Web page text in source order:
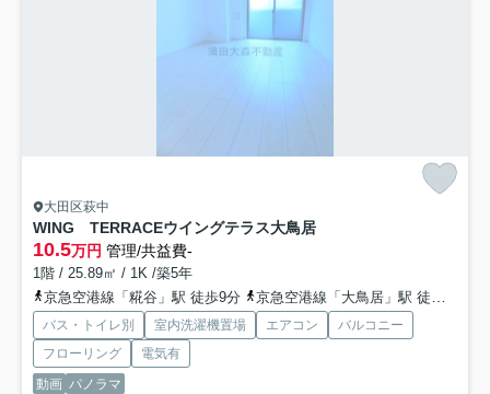
大田区萩中
WING TERRACEウイングテラス大鳥居
10.5万円 管理/共益費-
1階 / 25.89㎡ / 1K /築5年
京急空港線「糀谷」駅 徒歩9分
京急空港線「大鳥居」駅 徒歩6分
バス・トイレ別 室内洗濯機置場 エアコン
バルコニー
フローリング
電気有
動画 パノラマ